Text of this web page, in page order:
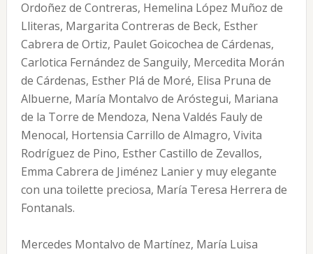
Ordoñez de Contreras, Hemelina López Muñoz de
Lliteras, Margarita Contreras de Beck, Esther
Cabrera de Ortiz, Paulet Goicochea de Cárdenas,
Carlotica Fernández de Sanguily, Mercedita Morán
de Cárdenas, Esther Plá de Moré, Elisa Pruna de
Albuerne, María Montalvo de Aróstegui, Mariana
de la Torre de Mendoza, Nena Valdés Fauly de
Menocal, Hortensia Carrillo de Almagro, Vivita
Rodríguez de Pino, Esther Castillo de Zevallos,
Emma Cabrera de Jiménez Lanier y muy elegante
con una toilette preciosa, María Teresa Herrera de
Fontanals.
Mercedes Montalvo de Martínez, María Luisa